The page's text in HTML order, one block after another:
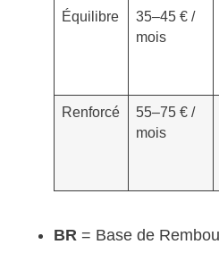
Équilibre
35–45 € /
mois
Renforcé
55–75 € /
mois
BR = Base de